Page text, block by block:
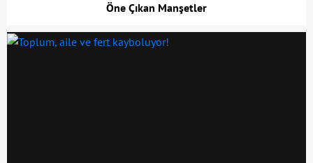
Öne Çıkan Manşetler